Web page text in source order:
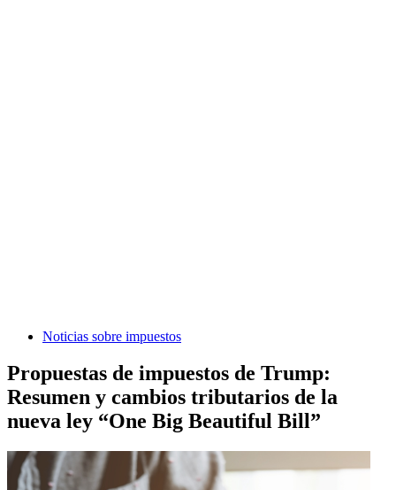
Noticias sobre impuestos
Propuestas de impuestos de Trump:
Resumen y cambios tributarios de la
nueva ley “One Big Beautiful Bill”